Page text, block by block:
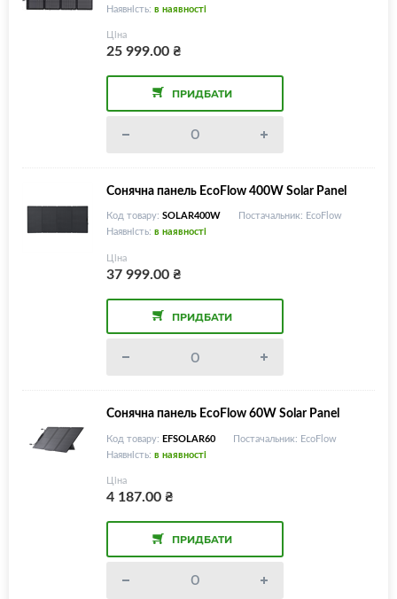
Наявність: в наявності
Ціна
25 999.00₴
ПРИДБАТИ
Сонячна панель EcoFlow 400W Solar Panel
Код товару: SOLAR400W
Постачальник: EcoFlow
Наявність: в наявності
Ціна
37 999.00₴
ПРИДБАТИ
Сонячна панель EcoFlow 60W Solar Panel
Код товару: EFSOLAR60
Постачальник: EcoFlow
Наявність: в наявності
Ціна
4 187.00₴
ПРИДБАТИ